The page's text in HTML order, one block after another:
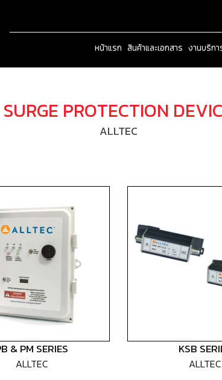
หน้าแรก สินค้าและเอกสาร งานบริกา
SURGE PROTECTION
ALLTEC
& PM SERIES
ALLTEC
KSB
ALLTEC